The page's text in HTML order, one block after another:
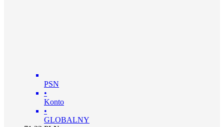
PSN
•
Konto
•
GLOBALNY